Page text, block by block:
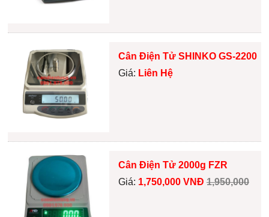
Cân Điện Tử SHINKO GS-2200
Giá: Liên Hệ
Cân Điện Tử 2000g FZR
Giá: 1,750,000 VNĐ 1,950,000